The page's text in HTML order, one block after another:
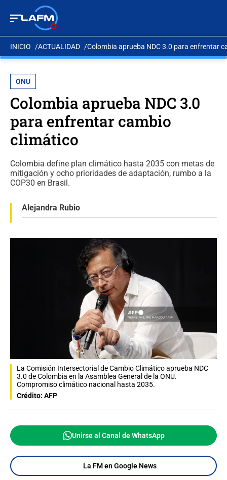
INICIO ACTUALIDAD Colombia aprueba NDC 3.0 para enfrentar
ONU
Colombia aprueba NDC 3.0
para enfrentar cambio
climático
Colombia define plan climático hasta 2035 con metas de
mitigación y ocho prioridades de adaptación, rumbo a la
COP30 en Brasil.
Alejandra Rubio
La Comisión Intersectorial de Cambio Climático aprueba NDC
3.0 de Colombia en la Asamblea General de la ONU.
Compromiso climático nacional hasta 2035.
Crédito: AFP
Unirse al Canal de WhatsApp
La FM en Google News